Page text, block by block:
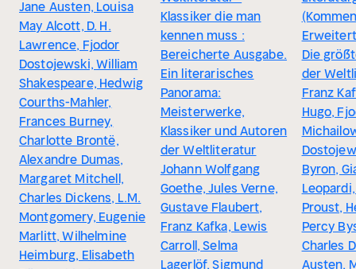
Jane Austen, Louisa
May Alcott, D. H.
Lawrence, Fjodor
Dostojewski, William
Shakespeare, Hedwig
Courths-Mahler,
Frances Burney,
Charlotte Brontë,
Alexandre Dumas,
Margaret Mitchell,
Charles Dickens, L.M.
Montgomery, Eugenie
Marlitt, Wilhelmine
Heimburg, Elisabeth
Klassiker die man
kennen muss :
Bereicherte Ausgabe.
Ein literarisches
Panorama:
Meisterwerke,
Klassiker und Autoren
der Weltliteratur
Johann Wolfgang
Goethe, Jules Verne,
Gustave Flaubert,
Franz Kafka, Lewis
Carroll, Selma
Lagerlöf, Sigmund
Die
der
Franz
Hugo,
Byron,
Proust,
Percy
Charles
Austen,